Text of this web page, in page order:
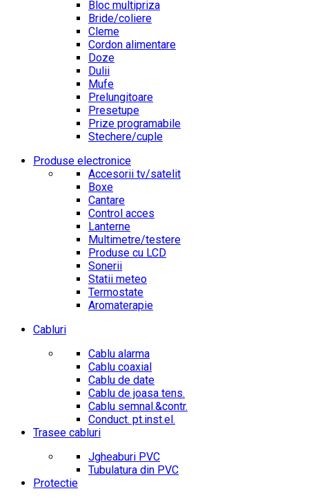
Bloc multipriza
Bride/coliere
Cleme
Cordon alimentare
Doze
Dulii
Mufe
Prelungitoare
Presetupe
Prize programabile
Stechere/cuple
Produse electronice
Accesorii tv/satelit
Boxe
Cantare
Control acces
Lanterne
Multimetre/testere
Produse cu LCD
Sonerii
Statii meteo
Termostate
Aromaterapie
Cabluri
Cablu alarma
Cablu coaxial
Cablu de date
Cablu de joasa tens.
Cablu semnal.&contr.
Conduct. pt.inst.el.
Trasee cabluri
Jgheaburi PVC
Tubulatura din PVC
Protectie